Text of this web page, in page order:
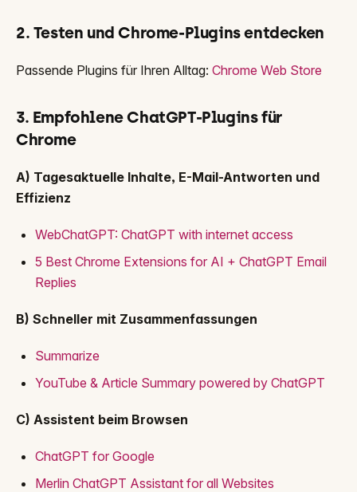
2. Testen und Chrome-Plugins entdecken
Passende Plugins für Ihren Alltag: Chrome Web Store
3. Empfohlene ChatGPT-Plugins für
Chrome
A) Tagesaktuelle Inhalte, E-Mail-Antworten und
Effizienz
WebChatGPT: ChatGPT with internet access
5 Best Chrome Extensions for AI + ChatGPT Email
Replies
B) Schneller mit Zusammenfassungen
Summarize
YouTube & Article Summary powered by ChatGPT
C) Assistent beim Browsen
ChatGPT for Google
Merlin ChatGPT Assistant for all Websites